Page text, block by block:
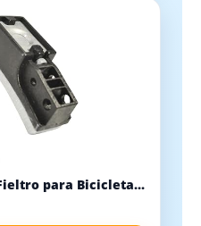
para Bicicleta...